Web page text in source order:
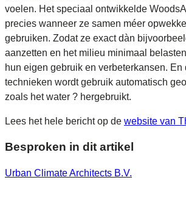
voelen. Het speciaal ontwikkelde
precies wanneer ze samen méer
gebruiken. Zodat ze exact dàn
aanzetten en het milieu minimaal
hun eigen gebruik en verbeterkansen.
technieken wordt gebruik automatisch
zoals het water ? hergebruikt.
Lees het hele bericht op de website van
Besproken in dit artikel
Urban Climate Architects B.V.